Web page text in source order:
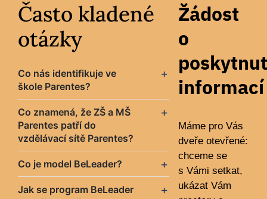
Často kladené
otázky
Co nás identifikuje ve
škole Parentes?
Co znamená, že ZŠ a MŠ
Parentes patří do
vzdělávací sítě Parentes?
Co je model BeLeader?
Jak se program BeLeader
Žádost
o
informací
Máme pro Vás
dveře otevřené:
chceme se
s Vámi setkat,
ukázat Vám